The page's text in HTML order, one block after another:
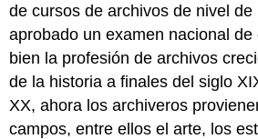
de cursos de archivos de nivel de
aprobado un examen nacional de
bien la profesión de archivos
de la historia a finales del siglo
XX, ahora los archiveros
campos, entre ellos el arte, los